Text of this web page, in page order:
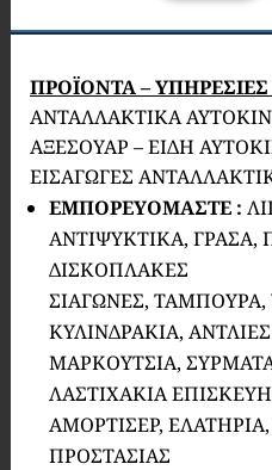
ΠΡΟΪΟΝΤΑ –
ΑΝΤΑΛΛΑΚΤΙΚΑ
ΑΞΕΣΟΥΑΡ – ΕΙΔΗ
ΕΙΣΑΓΩΓΕΣ
ΕΜΠΟΡΕΥΟΜΑΣΤΕ :
ΑΝΤΙΨΥΚΤΙΚΑ, ΓΡΑΣΑ,
ΔΙΣΚΟΠΛΑΚΕΣ
ΣΙΑΓΩΝΕΣ,
ΚΥΛΙΝΔΡΑΚΙΑ, ΑΝΤΛΙΕΣ
ΜΑΡΚΟΥΤΣΙΑ,
ΛΑΣΤΙΧΑΚΙΑ
ΑΜΟΡΤΙΣΕΡ,
ΠΡΟΣΤΑΣΙΑΣ